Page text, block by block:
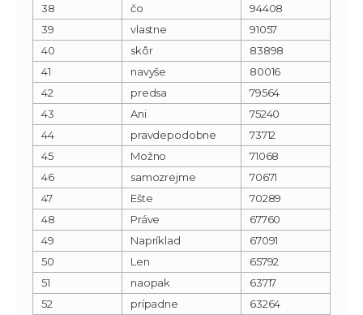
38
čo
94408
39
vlastne
91057
40
skôr
83898
41
navyše
80016
42
predsa
79564
43
Ani
75240
44
pravdepodobne
73712
45
Možno
71068
46
samozrejme
70671
47
Ešte
70289
48
Práve
67760
49
Napríklad
67091
50
Len
65792
51
naopak
63717
52
prípadne
63264